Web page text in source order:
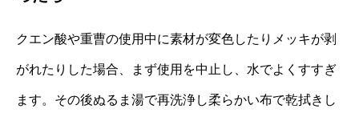
クエン酸や重曹の使用中に素材が変色したりメッキが剥
がれたりした場合、まず使用を中止し、水でよくすすぎ
ます。その後ぬるま湯で再洗浄し柔らかい布で乾拭きし